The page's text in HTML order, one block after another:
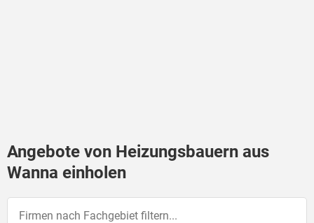
Angebote von Heizungsbauern aus
Wanna einholen